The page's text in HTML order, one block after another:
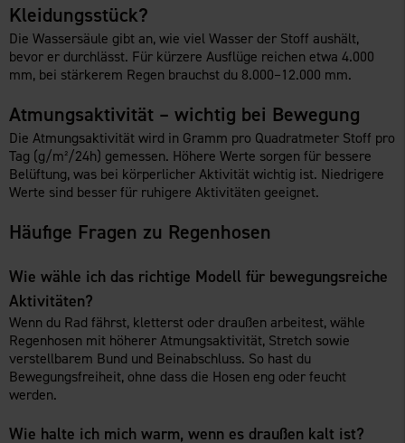
Kleidungsstück?
Die Wassersäule gibt an, wie viel Wasser der Stoff aushält,
bevor er durchlässt. Für kürzere Ausflüge reichen etwa 4.000
mm, bei stärkerem Regen brauchst du 8.000–12.000 mm.
Atmungsaktivität – wichtig bei Bewegung
Die Atmungsaktivität wird in Gramm pro Quadratmeter Stoff pro
Tag (g/m²/24h) gemessen. Höhere Werte sorgen für bessere
Belüftung, was bei körperlicher Aktivität wichtig ist. Niedrigere
Werte sind besser für ruhigere Aktivitäten geeignet.
Häufige Fragen zu Regenhosen
Wie wähle ich das richtige Modell für bewegungsreiche
Aktivitäten?
Wenn du Rad fährst, kletterst oder draußen arbeitest, wähle
Regenhosen mit höherer Atmungsaktivität, Stretch sowie
verstellbarem Bund und Beinabschluss. So hast du
Bewegungsfreiheit, ohne dass die Hosen eng oder feucht
werden.
Wie halte ich mich warm, wenn es draußen kalt ist?